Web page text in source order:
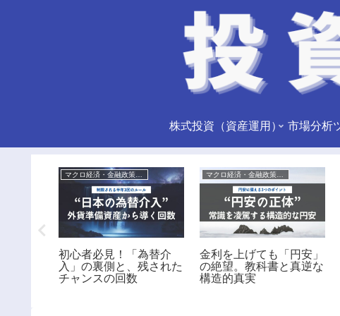
株式投資（資産運用）
マクロ経済・金融政策分析
初心者必見！「為替介
入」の裏側と、残された
チャンスの回数
金利を上げても「円安」
の絶望。教科書と真逆な
構造的真実